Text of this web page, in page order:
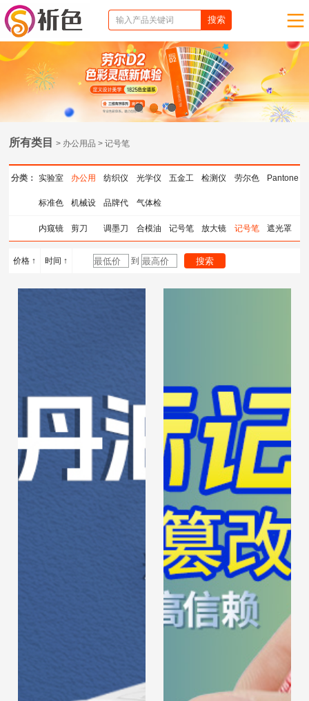
2 3
所有类目> 办公用品 > 记号笔
分类： 实验室
仪器
办公用
品
纺织仪
器
光学仪
器
五金工 检测仪 劳尔色 Pantone
标准色
卡
机械设
备
品牌代
理
气体检
测仪器
内窥镜 剪刀 调墨刀 合模油 记号笔 放大镜 记号笔 遮光罩
价格 ↑ 时间 ↑ 到